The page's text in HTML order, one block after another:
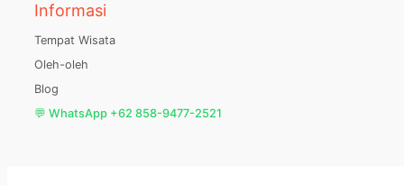
Informasi
Tempat Wisata
Oleh-oleh
Blog
💬 WhatsApp +62 858-9477-2521